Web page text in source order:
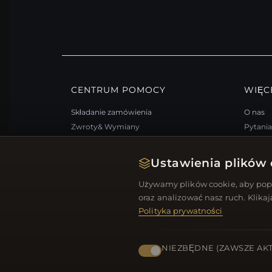
Ustawienia plików
Używamy plików cookie, aby
oraz analizować nasz ruch.
Polityka prywatności
NIEZBĘDNE (ZAWSZE
CENTRUM POMOCY
Składanie zamówienia
Zwroty& Wymiany
Moje konto& Nagrody
Skontaktuj się z nami
O nas
FAQ:
Wypisz